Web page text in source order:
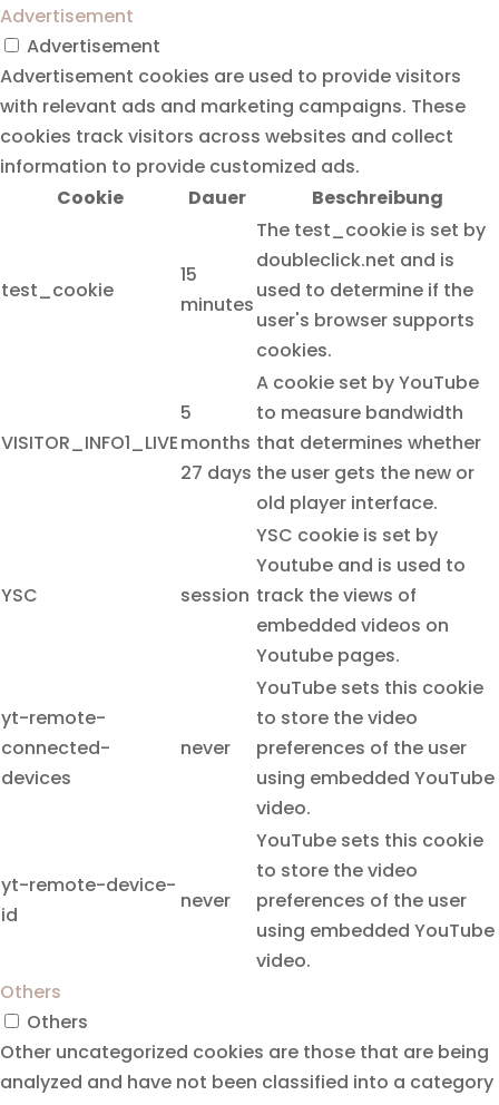
Advertisement
Advertisement
Advertisement cookies are used to provide visitors
with relevant ads and marketing campaigns. These
cookies track visitors across websites and collect
information to provide customized ads.
Cookie
Dauer Beschreibung
test_cookie
15
minutes
The test_cookie is set by
doubleclick.net and is
used to determine if the
user's browser supports
cookies.
VISITOR_INFO1_LIVE
5
months
27 days
A cookie set by YouTube
to measure bandwidth
that determines whether
the user gets the new or
old player interface.
YSC session
YSC cookie is set by
Youtube and is used to
track the views of
embedded videos on
Youtube pages.
yt-remote-
connected-
devices
never
YouTube sets this cookie
to store the video
preferences of the user
using embedded YouTube
video.
yt-remote-device-
id
never
YouTube sets this cookie
to store the video
preferences of the user
using embedded YouTube
video.
Others
Others
Other uncategorized cookies are those that are being
analyzed and have not been classified into a category